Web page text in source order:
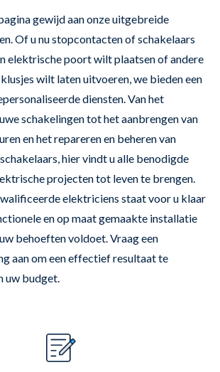
gewijd aan onze uitgebreide
Of u nu stopcontacten of schakelaars
elektrische poort wilt plaatsen of andere
wilt laten uitvoeren, we bieden een
diensten. Van het
schakelingen tot het aanbrengen van
en het repareren en beheren van
hier vindt u alle benodigde
projecten tot leven te brengen.
elektriciens staat voor u klaar
en op maat gemaakte installatie
behoeften voldoet. Vraag een
aan om een effectief resultaat te
uw budget.